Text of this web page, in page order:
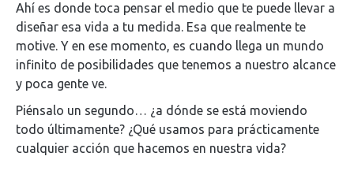
Ahí es donde toca pensar el medio que te puede llevar a
diseñar esa vida a tu medida. Esa que realmente te
motive. Y en ese momento, es cuando llega un mundo
infinito de posibilidades que tenemos a nuestro alcance
y poca gente ve.
Piénsalo un segundo… ¿a dónde se está moviendo
todo últimamente? ¿Qué usamos para prácticamente
cualquier acción que hacemos en nuestra vida?